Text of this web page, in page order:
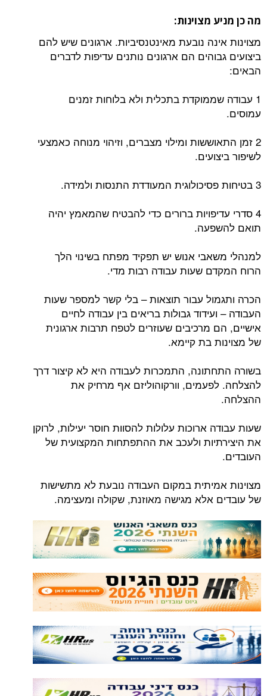
מה כן מניע מצוינות:
מצוינות אינה נובעת מאינטנסיביות. ארגונים שיש להם
ביצועים גבוהים הם ארגונים נותנים עדיפות לדברים
הבאים:
1 עבודה שממוקדת בתכלית ולא בלוחות זמנים
עמוסים.
2 זמן התאוששות ומילוי מצברים, וזיהוי מנוחה כאמצעי
לשיפור ביצועים.
3 בטיחות פסיכולוגית המעודדת התנסות ולמידה.
4 סדרי עדיפויות ברורים כדי להבטיח שהמאמץ יהיה
תואם להשפעה.
למנהלי משאבי אנוש יש תפקיד מפתח בשינוי הלך
הרוח המקדם שעות עבודה רבות מדי.
הכרה ותגמול עבור תוצאות – בלי קשר למספר שעות
העבודה – ועידוד גבולות בריאים בין עבודה לחיים
אישיים, הם מרכיבים שעוזרים לטפח תרבות ארגונית
של מצוינות בת קיימא.
בשורה התחתונה, התמכרות לעבודה היא לא קיצור דרך
להצלחה. לפעמים, וורקוהוליזם אף מרחיק את
ההצלחה.
שעות עבודה ארוכות עלולות להסוות חוסר יעילות, לרוקן
את היצירתיות ולעכב את ההתפתחות המקצועית של
העובדים.
מצוינות אמיתית במקום העבודה נובעת לא מתשישות
של עובדים אלא מגישה מאוזנת, שקולה ומעצימה.